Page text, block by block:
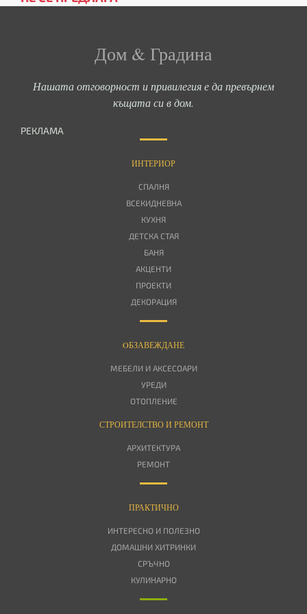
Дом & Градина
Нашата отговорност и привилегия е да превърнем
къщата си в дом.
РЕКЛАМА
ИНТЕРИОР
СПАЛНЯ
ВСЕКИДНЕВНА
КУХНЯ
ДЕТСКА СТАЯ
БАНЯ
АКЦЕНТИ
ПРОЕКТИ
ДЕКОРАЦИЯ
OБЗАВЕЖДАНЕ
МЕБЕЛИ И АКСЕСОАРИ
УРЕДИ
ОТОПЛЕНИЕ
СТРОИТЕЛСТВО И РЕМОНТ
АРХИТЕКТУРА
РЕМОНТ
ПРАКТИЧНО
ИНТЕРЕСНО И ПОЛЕЗНО
ДОМАШНИ ХИТРИНКИ
СРЪЧНО
КУЛИНАРНО